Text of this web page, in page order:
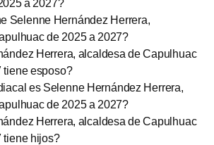
a 2027?
Selenne Hernández Herrera,
de 2025 a 2027?
Herrera, alcaldesa de Capulhuac
tiene esposo?
es Selenne Hernández Herrera,
de 2025 a 2027?
Herrera, alcaldesa de Capulhuac
tiene hijos?